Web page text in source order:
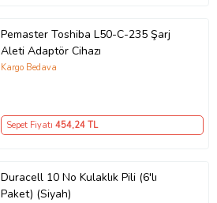
Pemaster Toshiba L50-C-235 Şarj
Aleti Adaptör Cihazı
Kargo Bedava
Sepet Fiyatı 454,24 TL
Duracell 10 No Kulaklık Pili (6'lı
Paket) (Siyah)